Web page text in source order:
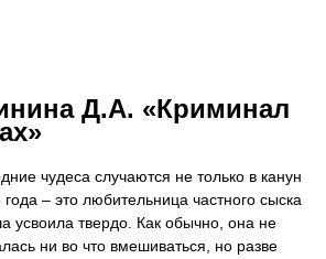
Д.А. «Криминал
чудеса случаются не только в канун
года – это любительница частного сыска
усвоила твердо. Как обычно, она не
ни во что вмешиваться, но разве